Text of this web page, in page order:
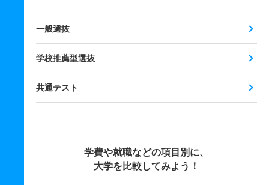
一般選抜
学校推薦型選抜
共通テスト
学費や就職などの項目別に、
大学を比較してみよう！